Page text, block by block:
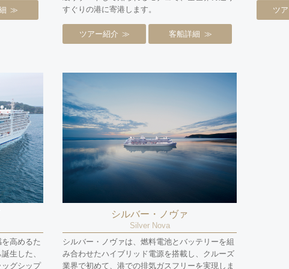
すぐりの港に寄港します。
ツアー紹介 客船詳細
ツ
高めるた
生した、
グシップ
シルバー・ノヴァ
Silver Nova
シルバー・ノヴァは、燃料電池とバッテリーを組
み合わせたハイブリッド電源を搭載し、クルーズ
業界で初めて、港での排気ガスフリーを実現しま